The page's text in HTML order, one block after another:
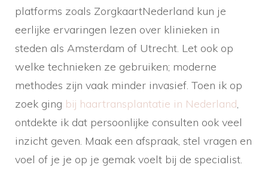
platforms zoals ZorgkaartNederland kun je
eerlijke ervaringen lezen over klinieken in
steden als Amsterdam of Utrecht. Let ook op
welke technieken ze gebruiken; moderne
methodes zijn vaak minder invasief. Toen ik op
zoek ging bij haartransplantatie in Nederland,
ontdekte ik dat persoonlijke consulten ook veel
inzicht geven. Maak een afspraak, stel vragen en
voel of je je op je gemak voelt bij de specialist.